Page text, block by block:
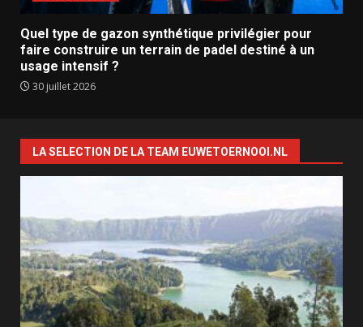
Quel type de gazon synthétique privilégier pour
faire construire un terrain de padel destiné à un
usage intensif ?
30 juillet 2026
LA SELECTION DE LA TEAM EUWETOERNOOI.NL